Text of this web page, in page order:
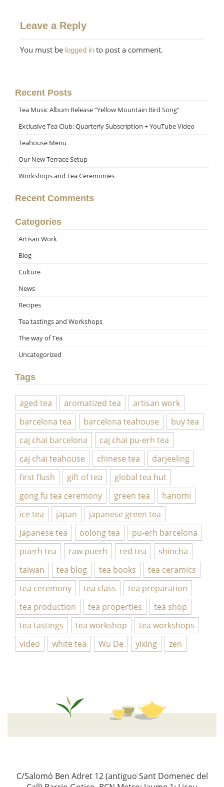
Leave a Reply
You must be logged in to post a comment.
Recent Posts
Tea Music Album Release “Yellow Mountain Bird Song”
Exclusive Tea Club: Quarterly Subscription + YouTube Video
Teahouse Menu
Our New Terrace Setup
Workshops and Tea Ceremonies
Recent Comments
Categories
Artisan Work
Blog
Culture
News
Recipes
Tea tastings and Workshops
The way of Tea
Uncategorized
Tags
aged tea aromatized tea
artisan work
barcelona tea
barcelona teahouse
buy tea
caj chai barcelona
caj chai pu-erh tea
caj chai teahouse
chinese tea
darjeeling
first flush
gift of tea
global tea hut
gong fu tea ceremony
green tea
hanomi
ice tea
japan
japanese green tea
Japanese tea
oolong tea
pu-erh barcelona
puerh tea
raw puerh red tea
shincha
taiwan
tea blog tea books
tea ceramics
tea ceremony
tea class
tea preparation
tea production
tea properties
tea shop
tea tastings
tea workshop
tea workshops
video
white tea Wu De yixing zen
C/Salomó Ben Adret 12 (antiguo Sant Domenec del